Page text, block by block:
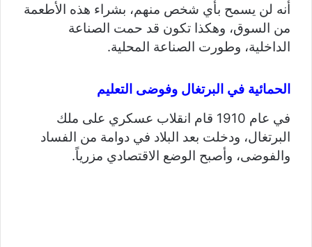
أنه لن يسمح بأي شخص منهم، بشراء هذه الأطعمة
من السوق، وهكذا تكون قد حمت الصناعة
الداخلية، وطورت الصناعة المحلية.
الحمائية في البرتغال وفوضى التعليم
في عام 1910 قام انقلاب عسكري على ملك
البرتغال، ودخلت بعد البلاد في دوامة من الفساد
والفوضى، وأصبح الوضع الاقتصادي مزرياً.